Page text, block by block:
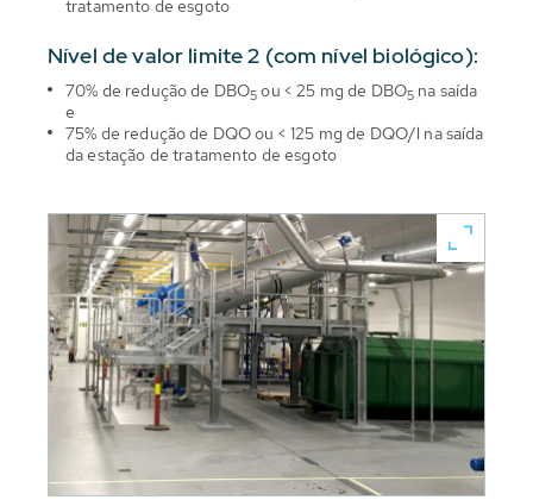
tratamento de esgoto
Nível de valor limite 2 (com nível biológico):
70% de redução de DBO5 ou < 25 mg de DBO5 na saída
e
75% de redução de DQO ou < 125 mg de DQO/l na saída
da estação de tratamento de esgoto